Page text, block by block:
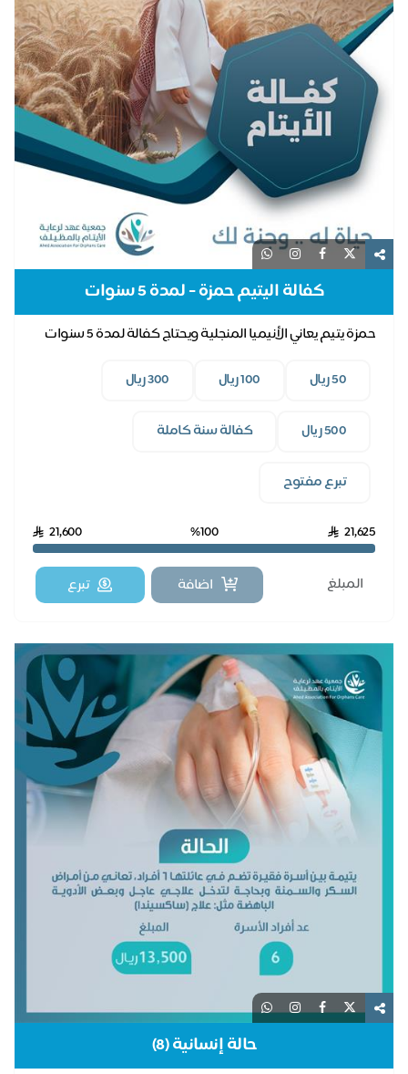
كفالة اليتيم حمزة - لمدة 5 سنوات
حمزة يتيم يعاني الأنيميا المنجلية ويحتاج كفالة لمدة 5 سنوات
كفالة سنة كاملة
تبرع مفتوح
21,625
%100
21,600
اضافة تبرع
حالة إنسانية (8)